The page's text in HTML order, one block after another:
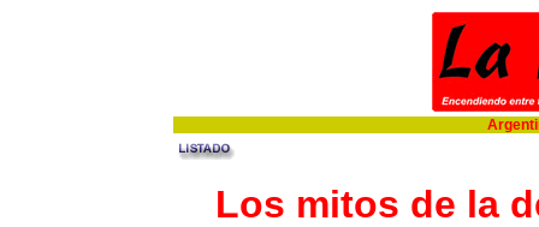
Los mitos de la